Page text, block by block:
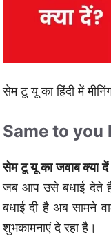
सेम टू यू का हिंदी में
Same to you
सेम टू यू का जवाब क्या दें
जब आप उसे बधाई देते
बधाई दी है अब सामने
शुभकामनाएं दे रहा है।